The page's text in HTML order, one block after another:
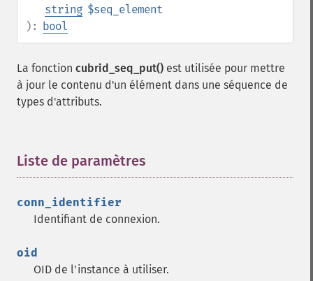
string $seq_element
): bool
La fonction cubrid_seq_put() est utilisée pour mettre
à jour le contenu d'un élément dans une séquence de
types d'attributs.
Liste de paramètres
conn_identifier
Identifiant de connexion.
oid
OID de l'instance à utiliser.